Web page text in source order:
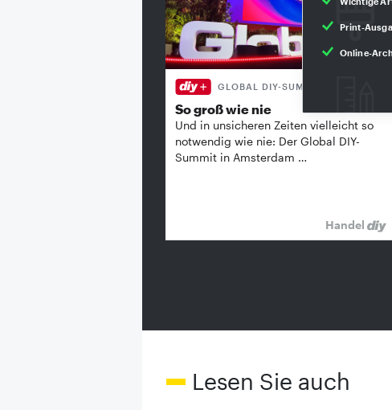
Print-
Online-
GLOBAL DIY-SUMMIT
So groß wie nie
Und in unsicheren Zeiten vielleicht so
notwendig wie nie: Der Global DIY-
Summit in Amsterdam …
Handel
Lesen Sie auch